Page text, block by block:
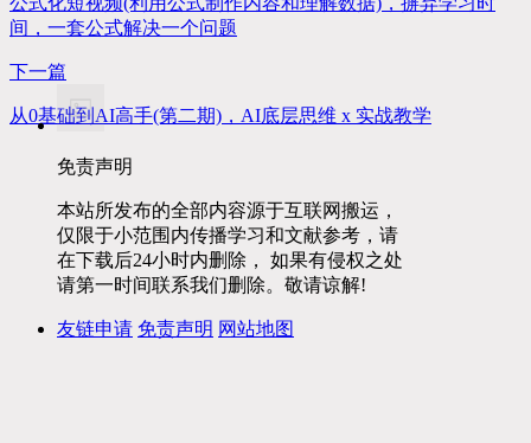
间，一套公式解决一个问题
下一篇
从0基础到AI高手(第二期)，AI底层思维 x 实战教学
免责声明
本站所发布的全部内容源于互联网搬运，
仅限于小范围内传播学习和文献参考，请
在下载后24小时内删除， 如果有侵权之处
请第一时间联系我们删除。敬请谅解!
友链申请 免责声明 网站地图